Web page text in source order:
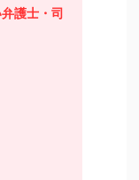
護士・司